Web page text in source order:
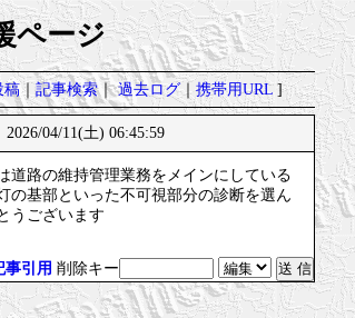
ページ
稿｜記事検索｜過去ログ｜携帯用URL]
04/11(土) 06:45:59
路の維持管理業務をメインにしている
の基部といった不可視部分の診断を選ん
うございます
事引用 削除キー